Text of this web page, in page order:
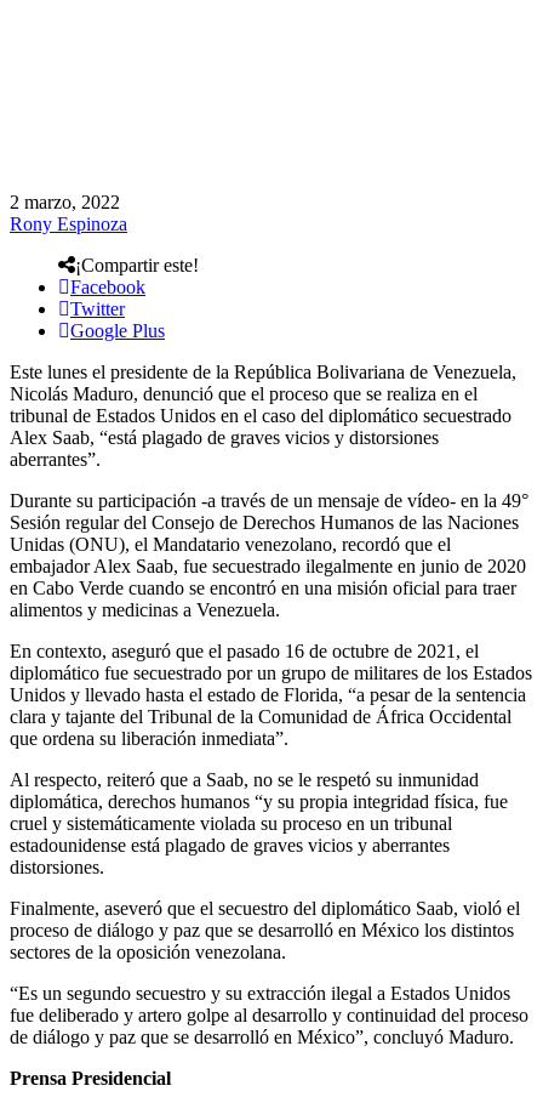
2 marzo, 2022
Rony Espinoza
¡Compartir este!
Facebook
Twitter
Google Plus
Este lunes el presidente de la República Bolivariana de Venezuela,
Nicolás Maduro, denunció que el proceso que se realiza en el
tribunal de Estados Unidos en el caso del diplomático secuestrado
Alex Saab, “está plagado de graves vicios y distorsiones
aberrantes”.
Durante su participación -a través de un mensaje de vídeo- en la 49°
Sesión regular del Consejo de Derechos Humanos de las Naciones
Unidas (ONU), el Mandatario venezolano, recordó que el
embajador Alex Saab, fue secuestrado ilegalmente en junio de 2020
en Cabo Verde cuando se encontró en una misión oficial para traer
alimentos y medicinas a Venezuela.
En contexto, aseguró que el pasado 16 de octubre de 2021, el
diplomático fue secuestrado por un grupo de militares de los Estados
Unidos y llevado hasta el estado de Florida, “a pesar de la sentencia
clara y tajante del Tribunal de la Comunidad de África Occidental
que ordena su liberación inmediata”.
Al respecto, reiteró que a Saab, no se le respetó su inmunidad
diplomática, derechos humanos “y su propia integridad física, fue
cruel y sistemáticamente violada su proceso en un tribunal
estadounidense está plagado de graves vicios y aberrantes
distorsiones.
Finalmente, aseveró que el secuestro del diplomático Saab, violó el
proceso de diálogo y paz que se desarrolló en México los distintos
sectores de la oposición venezolana.
“Es un segundo secuestro y su extracción ilegal a Estados Unidos
fue deliberado y artero golpe al desarrollo y continuidad del proceso
de diálogo y paz que se desarrolló en México”, concluyó Maduro.
Prensa Presidencial